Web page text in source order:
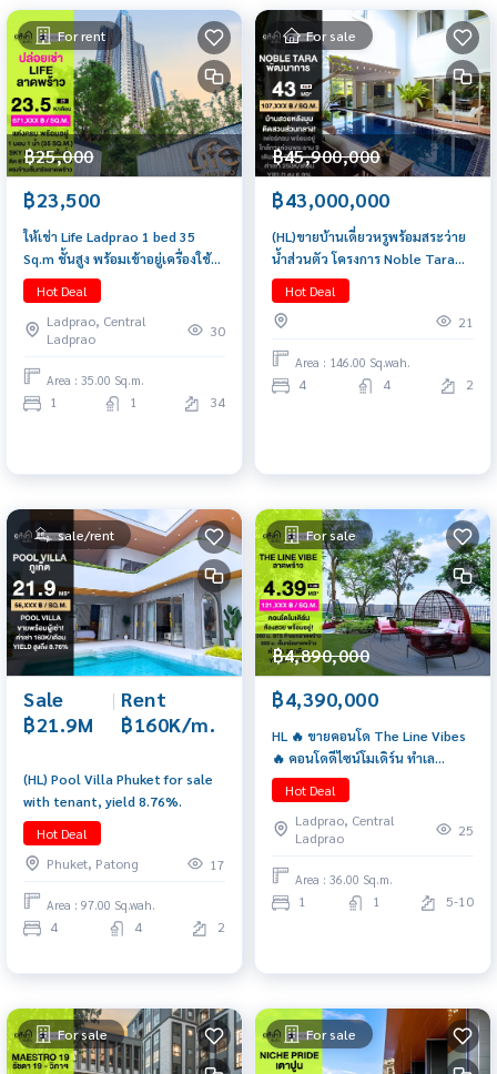
For rent
฿25,000
฿23,500
ให้เช่า Life Ladprao 1 bed 35
Sq.m ชั้นสูง พร้อมเข้าอยู่เครื่องใช้
ไฟฟ้าครบ
Hot Deal
Ladprao, Central
Ladprao
30
Area : 35.00 Sq.m.
1 1 34
For sale
฿45,900,000
฿43,000,000
(HL)ขายบ้านเดี่ยวหรูพร้อมสระว่าย
น้ำส่วนตัว โครงการ Noble Tara
Pattanakarn (โนเบิล ทารา
พัฒนาการ)
Hot Deal
21
Area : 146.00 Sq.wah.
4 4 2
sale/rent
Sale
฿21.9M
| Rent
฿160K/m.
(HL) Pool Villa Phuket for sale
with tenant, yield 8.76%.
Hot Deal
Phuket, Patong
17
Area : 97.00 Sq.wah.
4 4 2
For sale
฿4,890,000
฿4,390,000
HL 🔥 ขายคอนโด The Line Vibes
🔥 คอนโดดีไซน์โมเดิร์น ทำเล
ศักยภาพ ใกล้รถไฟฟ้า 💵 ราคาขาย
เพียง 4,390,000 บาท
Hot Deal
Ladprao, Central
Ladprao
25
Area : 36.00 Sq.m.
1 1 5-10
For sale For sale